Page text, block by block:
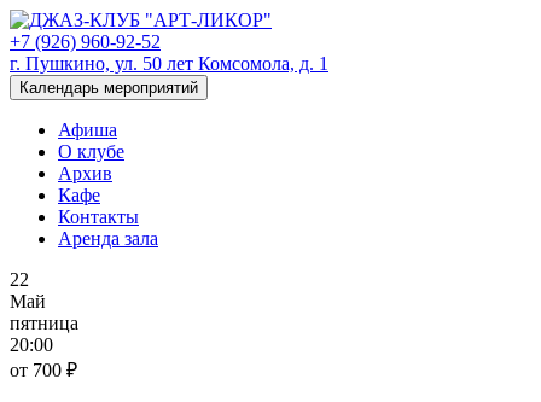
+7 (926) 960-92-52
г. Пушкино, ул. 50 лет Комсомола, д. 1
Календарь мероприятий
Афиша
О клубе
Архив
Кафе
Контакты
Аренда зала
22
Май
пятница
20:00
от 700 ₽